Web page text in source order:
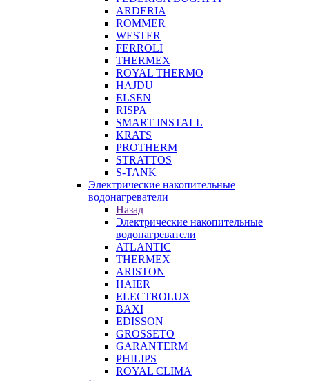
ARDERIA
ROMMER
WESTER
FERROLI
THERMEX
ROYAL THERMO
HAJDU
ELSEN
RISPA
SMART INSTALL
KRATS
PROTHERM
STRATTOS
S-TANK
Электрические накопительные
водонагреватели
Назад
Электрические накопительные
водонагреватели
ATLANTIC
THERMEX
ARISTON
HAIER
ELECTROLUX
BAXI
EDISSON
GROSSETO
GARANTERM
PHILIPS
ROYAL CLIMA